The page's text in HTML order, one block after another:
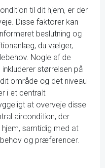
til dit hjem, er der
Disse faktorer kan
beslutning og
du vælger,
Nogle af de
størrelsen på
område og det niveau
i et centralt
at overveje disse
aircondition, der
samtidig med at
og præferencer.